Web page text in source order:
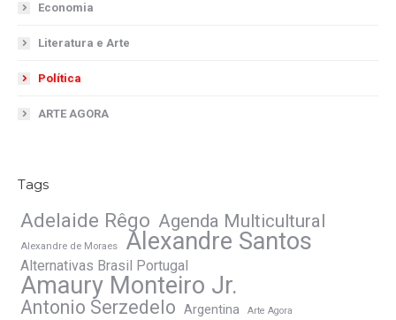
Economia
Literatura e Arte
Política
ARTE AGORA
Tags
Adelaide Rêgo Agenda Multicultural
Alexandre de Moraes Alexandre Santos
Alternativas Brasil Portugal
Amaury Monteiro Jr.
Antonio Serzedelo Argentina Arte Agora